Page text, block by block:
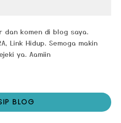
dan komen di blog saya.
Link Hidup. Semoga makin
ya. Aamiin
BLOG